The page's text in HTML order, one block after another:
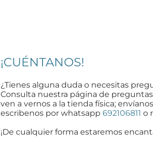
¡CUÉNTANOS!
¿Tienes alguna duda o necesitas
Consulta nuestra página de
ven a vernos a la tienda física;
escribenos por whatsapp 692106811 o
¡De cualquier forma estaremos